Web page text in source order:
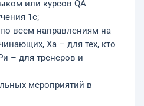
или курсов QA
1с;
по всем направлениям на
Ха – для тех, кто
– для тренеров и
мероприятий в